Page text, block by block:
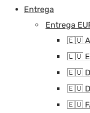
Entrega
Entrega
🇪🇺
🇪🇺
🇪🇺
🇪🇺
🇪🇺